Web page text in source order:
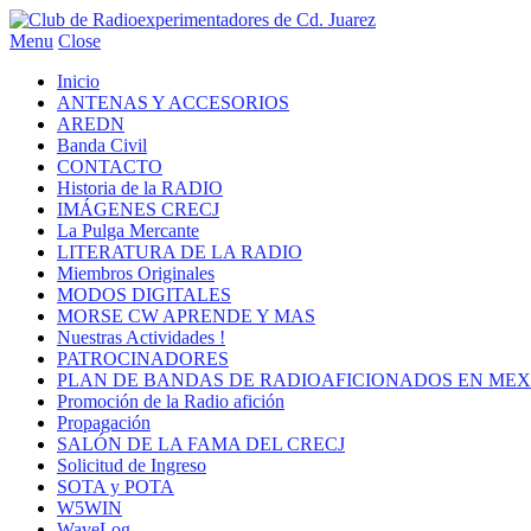
Menu Close
Inicio
ANTENAS Y ACCESORIOS
AREDN
Banda Civil
CONTACTO
Historia de la RADIO
IMÁGENES CRECJ
La Pulga Mercante
LITERATURA DE LA RADIO
Miembros Originales
MODOS DIGITALES
MORSE CW APRENDE Y MAS
Nuestras Actividades !
PATROCINADORES
PLAN DE BANDAS DE RADIOAFICIONADOS EN
Promoción de la Radio afición
Propagación
SALÓN DE LA FAMA DEL CRECJ
Solicitud de Ingreso
SOTA y POTA
W5WIN